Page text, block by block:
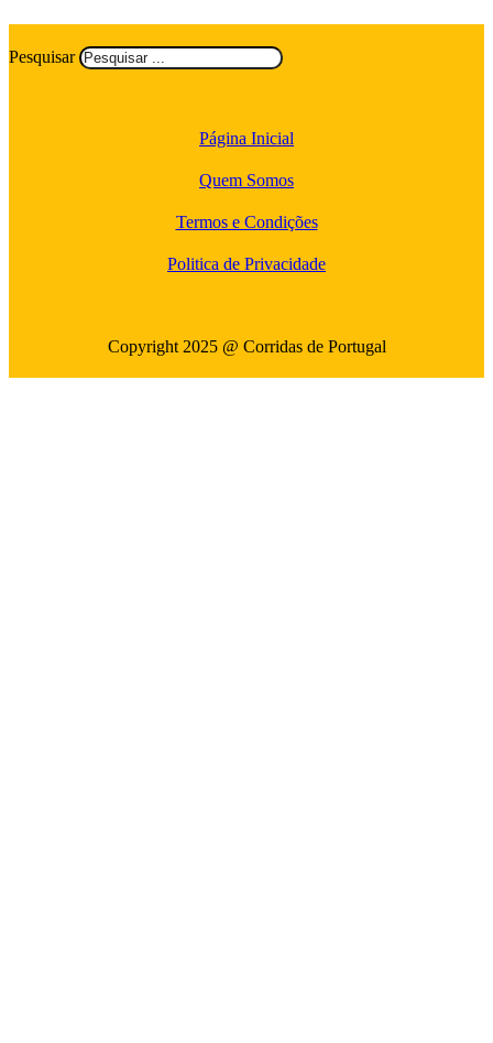
Pesquisar
Página Inicial
Quem Somos
Termos e Condições
Politica de Privacidade
Copyright 2025 @ Corridas de Portugal